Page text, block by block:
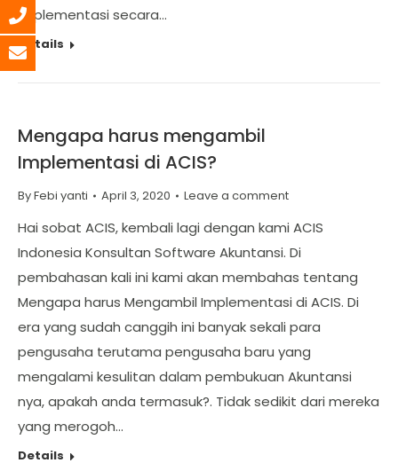
Implementasi secara…
Details
Mengapa harus mengambil
Implementasi di ACIS?
ByFebi yanti April 3, 2020 Leave a comment
Hai sobat ACIS, kembali lagi dengan kami ACIS
Indonesia Konsultan Software Akuntansi. Di
pembahasan kali ini kami akan membahas tentang
Mengapa harus Mengambil Implementasi di ACIS. Di
era yang sudah canggih ini banyak sekali para
pengusaha terutama pengusaha baru yang
mengalami kesulitan dalam pembukuan Akuntansi
nya, apakah anda termasuk?. Tidak sedikit dari mereka
yang merogoh…
Details